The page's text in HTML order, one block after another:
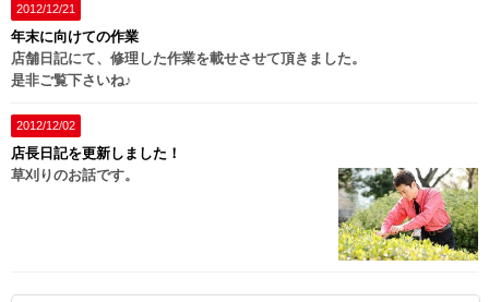
2012/12/21
年末に向けての作業
店舗日記にて、修理した作業を載せさせて頂きました。
是非ご覧下さいね♪
2012/12/02
店長日記を更新しました！
草刈りのお話です。